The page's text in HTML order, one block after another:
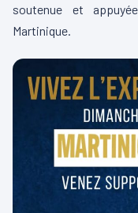
soutenue et
Martinique.